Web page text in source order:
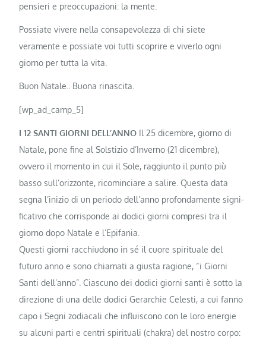
pensieri e preoccupazioni: la mente.
Possiate vivere nella consapevolezza di chi siete
veramente e possiate voi tutti scoprire e viverlo ogni
giorno per tutta la vita.
Buon Natale.. Buona rinascita.
[wp_ad_camp_5]
I 12 SANTI GIORNI DELL’ANNO Il 25 dicembre, giorno di
Natale, pone fine al Solstizio d’Inverno (21 dicembre),
ovvero il momento in cui il Sole, raggiunto il punto più
basso sull’orizzonte, ricominciare a salire. Questa data
segna l’inizio di un periodo dell’anno profondamente signi­
ficativo che corrisponde ai dodici giorni compresi tra il
giorno dopo Natale e l’Epifania.
Questi giorni racchiudono in sé il cuore spirituale del
futuro anno e sono chiamati a giusta ragione, “i Giorni
Santi dell’anno”. Ciascuno dei dodici giorni santi è sot­to la
direzione di una delle dodici Ge­rarchie Celesti, a cui fanno
capo i Segni zodiacali che influiscono con le loro energie
su alcuni parti e centri spirituali (chakra) del nostro corpo: